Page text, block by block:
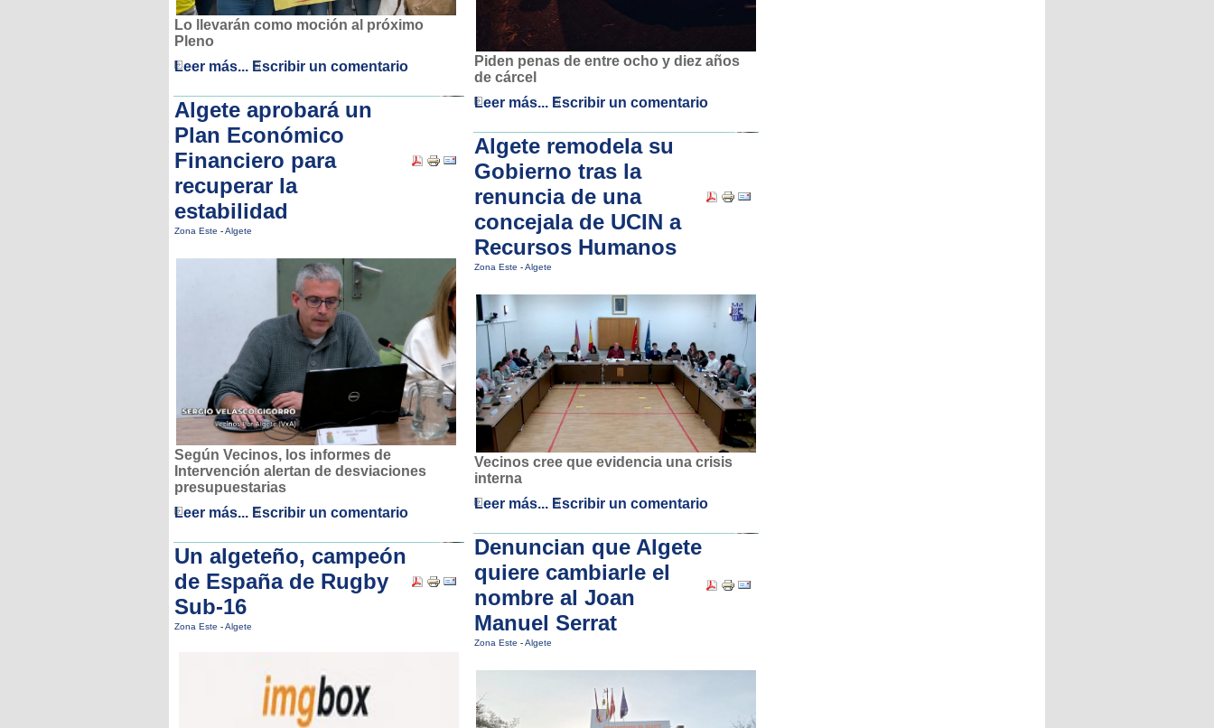
Lo llevarán como moción al próximo
Pleno
Leer más... Escribir un comentario
Algete aprobará un
Plan Económico
Financiero para
recuperar la
estabilidad
Zona Este -Algete
Según Vecinos, los informes de
Intervención alertan de desviaciones
presupuestarias
Leer más... Escribir un comentario
Un algeteño, campeón
de España de Rugby
Sub-16
Zona Este -Algete
Piden penas de entre ocho y diez años
de cárcel
Leer más... Escribir un comentario
Algete remodela su
Gobierno tras la
renuncia de una
concejala de UCIN a
Recursos Humanos
Zona Este -Algete
Vecinos cree que evidencia una crisis
interna
Leer más... Escribir un comentario
Denuncian que Algete
quiere cambiarle el
nombre al Joan
Manuel Serrat
Zona Este -Algete